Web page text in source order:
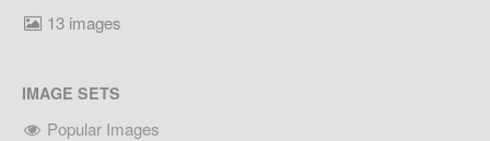
13 images
IMAGE SETS
Popular Images